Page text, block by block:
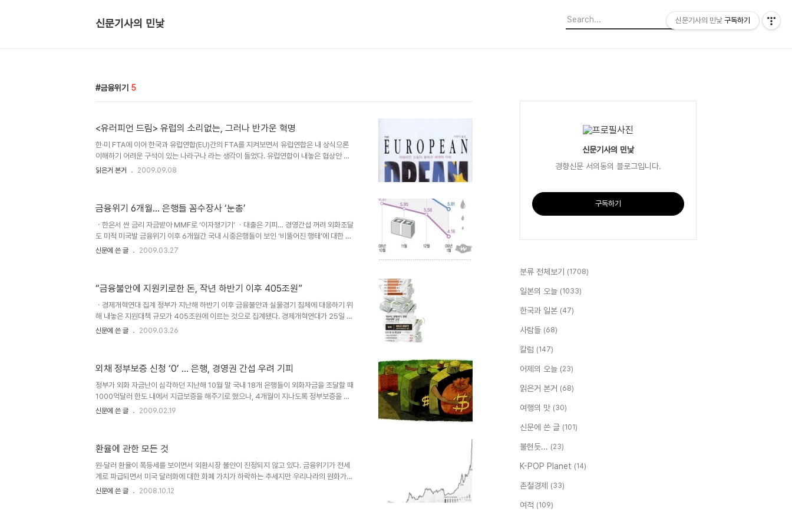
신문기사의 민낯
금융위기 5
<유러피언 드림> 유럽의 소리없는, 그러나 반가운 혁명
한·미 FTA에 이어 한국과 유럽연합(EU)간의 FTA를 지켜보면서 유럽연합은 내 상식으론
이해하기 어려운 구석이 있는 나라구나 라는 생각이 들었다. 유럽연합이 내놓은 협상안 중
엔 동물복지라는 게 있었는데, 예를들면 양계장을 지을때 닭의 마리당 공간을 넓히고, 도축
뼛속까지 미국을 닮기 위해 몸부림치는 한국사회에서 수십년을 살아온 이들이라면 누구나
엇비슷한 당혹감을 느꼈을 것이다. 유럽은 어떤 나라이고, 나는 얼마나 유럽을 알고 있는가
궁금증이 들었..
읽은거 본거 2009.09.08
금융위기 6개월… 은행들 꼼수장사 ‘눈총’
ㆍ한은서 싼 금리 자금받아 MMF로 ‘이자챙기기’ ㆍ대출은 기피… 경영간섭 꺼려 외화조달
도 미적 미국발 금융위기 이후 6개월간 국내 시중은행들이 보인 ‘비뚤어진 행태’에 대한 비
판의 목소리가 커지고 있다. 정부와 금융당국이 유동성 위기를 겪는 은행에 대한 지원에 총
하)에 대해 올해 1조3600억원을 대출하기로 했다고 밝혔다. 하지만 이달 중 저신용자를
위한 대출상품을 내놓기로 한 ㄱ은행은 다음달로 출시를 미뤘고, ㄴ은행은 계획조차 세우지
않고..
신문에 쓴 글 2009.03.27
“금융불안에 지원키로한 돈, 작년 하반기 이후 405조원”
ㆍ경제개혁연대 집계 정부가 지난해 하반기 이후 금융불안과 실물경기 침체에 대응하기 위
해 내놓은 지원대책 규모가 405조원에 이르는 것으로 집계됐다. 경제개혁연대가 25일 지
난해 9월 이후 정부가 내놓은 금융위기 극복관련 지원대책의 자금규모를 집계한 결과 국민
늘어나게 된다. 산업·기업은행 등 국책은행, 신용보증기금, 기술신용보증기금, 수출보험공
사, 토지공사, 자산관리공사, 주택금융공사 등 공기업을 통해 지원되는 자금은 77조2900
억원으로 집계됐다. ..
신문에 쓴 글 2009.03.26
외채 정부보증 신청 ‘0’ … 은행, 경영권 간섭 우려 기피
정부가 외화 자금난이 심각하던 지난해 10월 말 국내 18개 은행들이 외화자금을 조달할 때
1000억달러 한도 내에서 지급보증을 해주기로 했으나, 4개월이 지나도록 정부보증을 신
청한 은행이 한 곳도 없었던 것으로 나타났다. 하지만 국내 은행들은 올 들어 공모 또는 사
한 유동성 지원 방식을 바꾸기로 했다. 재정부는 국내 은행의 대외채무 지급보증 수수료율
을 보증잔액의 1%에서 0.7%로 내리기로 했다. 재정부 관계자는 “독일이나 뉴질랜드 등은
0.5%의 보..
신문에 쓴 글 2009.02.19
환율에 관한 모든 것
원·달러 환율이 폭등세를 보이면서 외환시장 불안이 진정되지 않고 있다. 금융위기가 전세
계로 파급되면서 미국 달러화에 대한 화폐 가치가 하락하는 추세지만 우리나라의 원화가치
는 주요국 통화에 비해 과도하게 하락하고 있다. 원·달러 환율은 올들어 30%가까이 올랐
신문에 쓴 글 2008.10.12
신문기사의 민낯
경향신문 서의동의 블로그입니다.
구독하기
분류 전체보기 (1708)
일본의 오늘 (1033)
한국과 일본 (47)
사람들 (68)
칼럼 (147)
어제의 오늘 (23)
읽은거 본거 (68)
여행의 맛 (30)
신문에 쓴 글 (101)
불현듯... (23)
K-POP Planet (14)
촌철경제 (33)
여적 (109)
신문기사의 민낯 구독하기